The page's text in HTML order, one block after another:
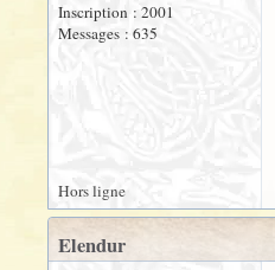
Inscription : 2001
Messages : 635
Hors ligne
Elendur